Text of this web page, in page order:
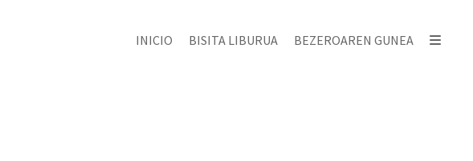
INICIO BISITA LIBURUA BEZEROAREN GUNEA